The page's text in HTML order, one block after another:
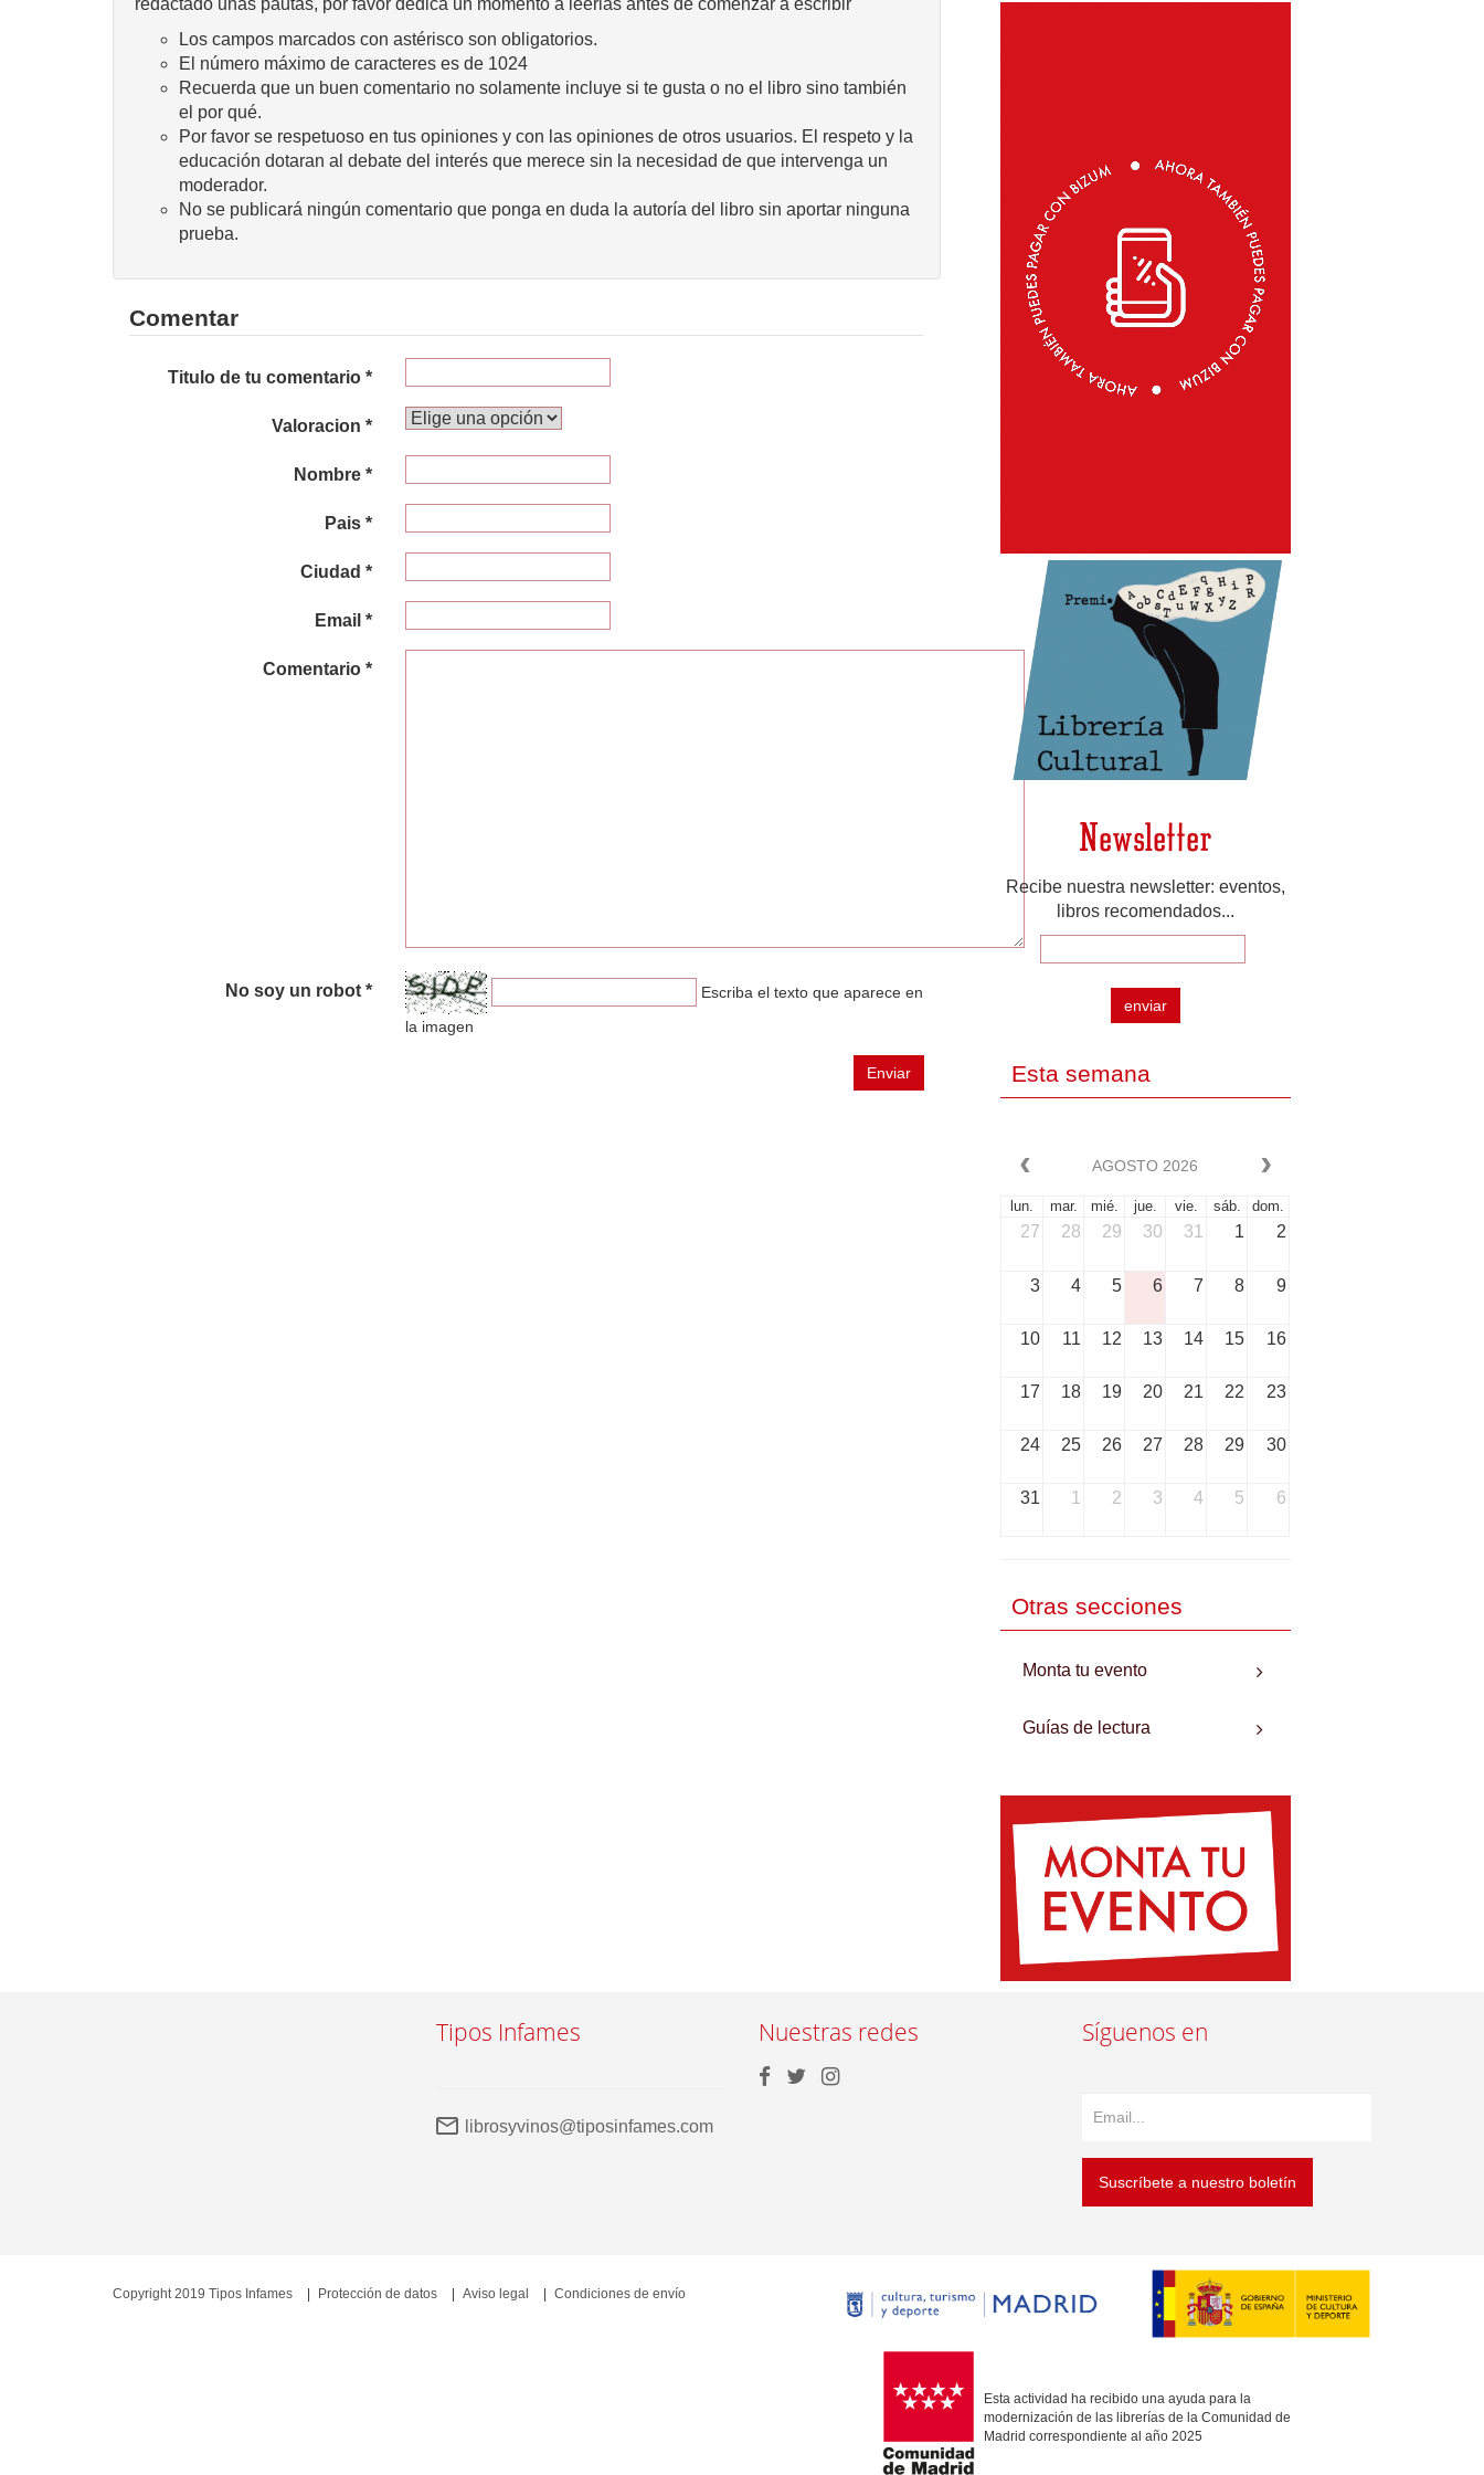
redactado unas pautas, por favor dedica un momento a leerlas antes de comenzar a escribir
Los campos marcados con astérisco son obligatorios.
El número máximo de caracteres es de 1024
Recuerda que un buen comentario no solamente incluye si te gusta o no el libro sino también
el por qué.
Por favor se respetuoso en tus opiniones y con las opiniones de otros usuarios. El respeto y la
educación dotaran al debate del interés que merece sin la necesidad de que intervenga un
moderador.
No se publicará ningún comentario que ponga en duda la autoría del libro sin aportar ninguna
prueba.
Comentar
Titulo de tu comentario *
Valoracion *
Nombre *
Pais *
Ciudad *
Email *
Comentario *
No soy un robot * Escriba el texto que aparece en
la imagen
Enviar
Newsletter
Recibe nuestra newsletter: eventos,
libros recomendados...
enviar
Esta semana
AGOSTO 2026
lun. mar. mié. jue. vie. sáb. dom.
27 28 29 30 31 1 2
3 4 5 6 7 8 9
10 11 12 13 14 15 16
17 18 19 20 21 22 23
24 25 26 27 28 29 30
31 1 2 3 4 5 6
Otras secciones
Monta tu evento
Guías de lectura
Tipos Infames
librosyvinos@tiposinfames.com
Nuestras redes Síguenos en
Suscríbete a nuestro boletín
Esta actividad ha recibido una ayuda para la
modernización de las librerías de la Comunidad de
Madrid correspondiente al año 2025
Copyright 2019 Tipos Infames Protección de datos Aviso legal Condiciones de envío